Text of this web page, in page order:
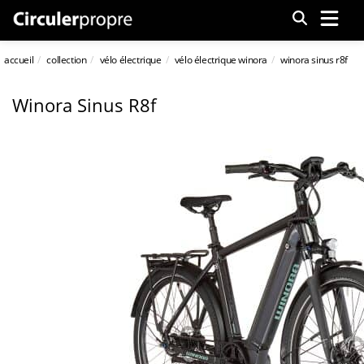
Menu
accueil collection vélo électrique vélo électrique winora winora sinus r8f
Winora Sinus R8f